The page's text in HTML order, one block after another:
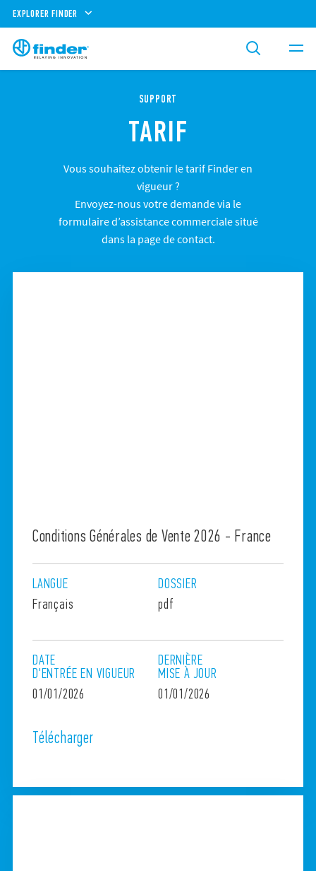
EXPLORER FINDER
SUPPORT
TARIF
Vous souhaitez obtenir le tarif Finder en
vigueur ?
Envoyez-nous votre demande via le
formulaire d’assistance commerciale situé
dans la page de contact.
Conditions Générales de Vente 2026 - France
LANGUE
Français
DOSSIER
pdf
DATE
D'ENTRÉE EN VIGUEUR
01/01/2026
DERNIÈRE
MISE À JOUR
01/01/2026
Télécharger